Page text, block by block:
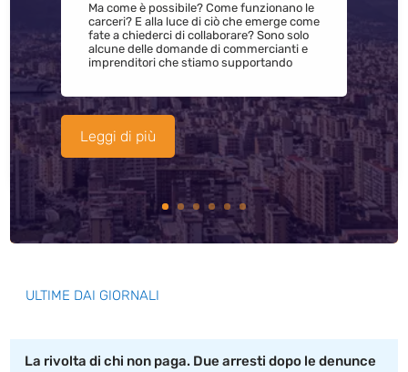
Ma come è possibile? Come funzionano le
carceri? E alla luce di ciò che emerge come
fate a chiederci di collaborare? Sono solo
alcune delle domande di commercianti e
imprenditori che stiamo supportando
Leggi di più
ULTIME DAI GIORNALI
La rivolta di chi non paga. Due arresti dopo le denunce